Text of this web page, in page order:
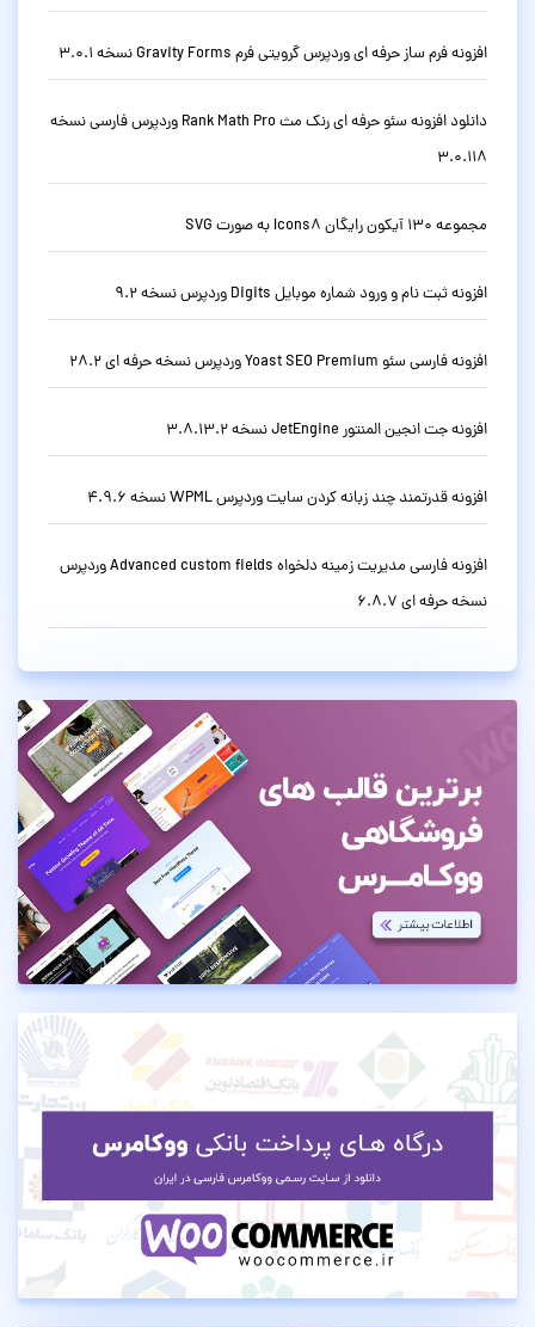
افزونه فرم ساز حرفه ای وردپرس گرویتی فرم Gravity Forms نسخه 3.0.1
دانلود افزونه سئو حرفه ای رنک مث Rank Math Pro وردپرس فارسی نسخه
3.0.118
مجموعه 130 آیکون رایگان Icons8 به صورت SVG
افزونه ثبت نام و ورود شماره موبایل Digits وردپرس نسخه 9.2
افزونه فارسی سئو Yoast SEO Premium وردپرس نسخه حرفه ای 28.2
افزونه جت انجین المنتور JetEngine نسخه 3.8.13.2
افزونه قدرتمند چند زبانه کردن سایت وردپرس WPML نسخه 4.9.6
افزونه فارسی مدیریت زمینه دلخواه Advanced custom fields وردپرس
نسخه حرفه ای 6.8.7